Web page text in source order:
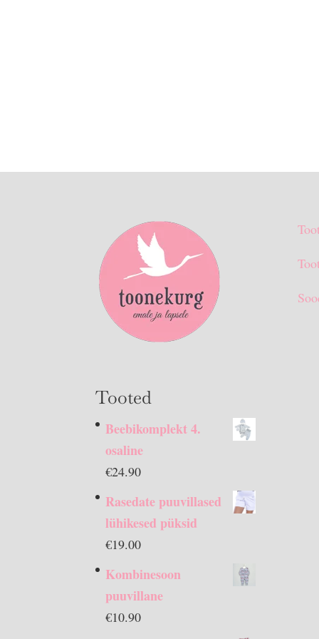
Tooted
Beebikomplekt 4.
osaline
€24.90
Rasedate puuvillased
lühikesed püksid
€19.00
Kombinesoon
puuvillane
€10.90